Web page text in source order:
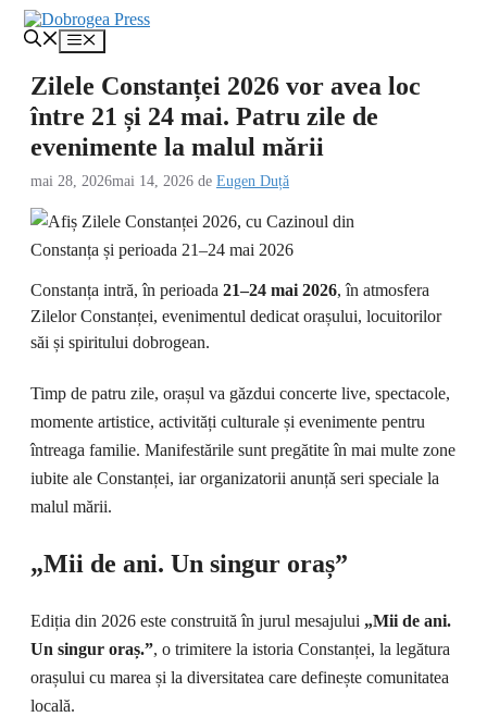
Sari
conținut
Meniu
Zilele Constanței 2026 vor avea loc
între 21 și 24 mai. Patru zile de
evenimente la malul mării
mai 28, 2026mai 14, 2026 de Eugen Duță
Constanța intră, în perioada 21–24 mai 2026, în atmosfera
Zilelor Constanței, evenimentul dedicat orașului, locuitorilor
săi și spiritului dobrogean.
Timp de patru zile, orașul va găzdui concerte live, spectacole,
momente artistice, activități culturale și evenimente pentru
întreaga familie. Manifestările sunt pregătite în mai multe zone
iubite ale Constanței, iar organizatorii anunță seri speciale la
malul mării.
„Mii de ani. Un singur oraș”
Ediția din 2026 este construită în jurul mesajului „Mii de ani.
Un singur oraș.”, o trimitere la istoria Constanței, la legătura
orașului cu marea și la diversitatea care definește comunitatea
locală.